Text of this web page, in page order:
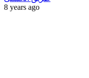
8 years ago